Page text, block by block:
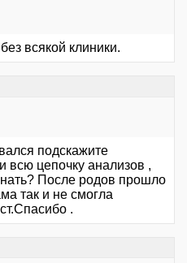
всякой клиники.
подскажите
всю цепочку анализов ,
После родов прошло
так и не смогла
.